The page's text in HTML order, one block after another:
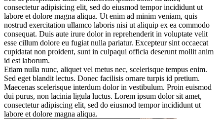
consectetur adipisicing elit, sed do eiusmod tempor incididunt ut
labore et dolore magna aliqua. Ut enim ad minim veniam, quis
nostrud exercitation ullamco laboris nisi ut aliquip ex ea commodo
consequat. Duis aute irure dolor in reprehenderit in voluptate velit
esse cillum dolore eu fugiat nulla pariatur. Excepteur sint occaecat
cupidatat non proident, sunt in culpaqui officia deserunt mollit anim
id est laborum.
Etiam nulla nunc, aliquet vel metus nec, scelerisque tempus enim.
Sed eget blandit lectus. Donec facilisis ornare turpis id pretium.
Maecenas scelerisque interdum dolor in vestibulum. Proin euismod
dui purus, non lacinia ligula luctus. Lorem ipsum dolor sit amet,
consectetur adipiscing elit, sed do eiusmod tempor incididunt ut
labore et dolore magna aliqua.